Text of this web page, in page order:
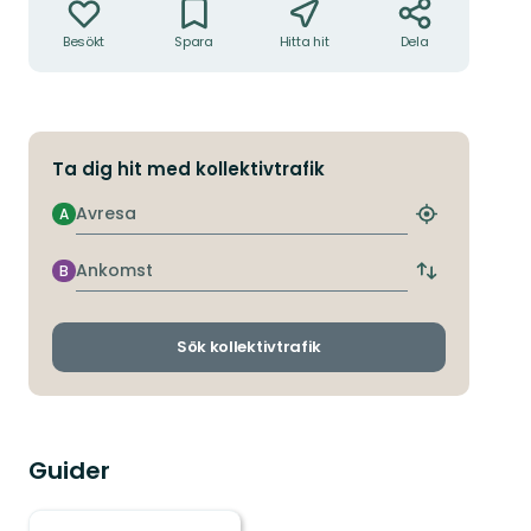
Besökt Spara Hitta hit Dela
Ta dig hit med kollektivtrafik
Avresa
A
Hitta
hållplats
Ankomst
B
Byt
och
Sök kollektivtrafik
Guider